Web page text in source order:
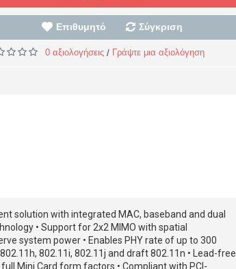
Επιθυμητό Σύγκριση
0 αξιολογήσεις / Γράψτε μια αξιολόγηση
solution with integrated MAC, baseband and dual
• Support for 2x2 MIMO with spatial
system power • Enables PHY rate of up to 300
802.11i, 802.11j and draft 802.11n • Lead-free
Mini Card form factors • Compliant with PCI-